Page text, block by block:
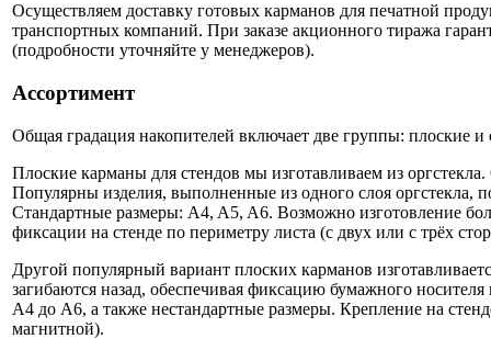
Осуществляем доставку готовых карманов для печатной
транспортных компаний. При заказе акционного тиража
(подробности уточняйте у менеджеров).
Ассортимент
Общая градация накопителей включает две группы: плоские
Плоские карманы для стендов мы изготавливаем из
Популярны изделия, выполненные из одного слоя оргстекла,
Стандартные размеры: A4, A5, A6. Возможно изготовление
фиксации на стенде по периметру листа (с двух или с трёх
Другой популярный вариант плоских карманов
загибаются назад, обеспечивая фиксацию бумажного
А4 до А6, а также нестандартные размеры. Крепление на
магнитной).